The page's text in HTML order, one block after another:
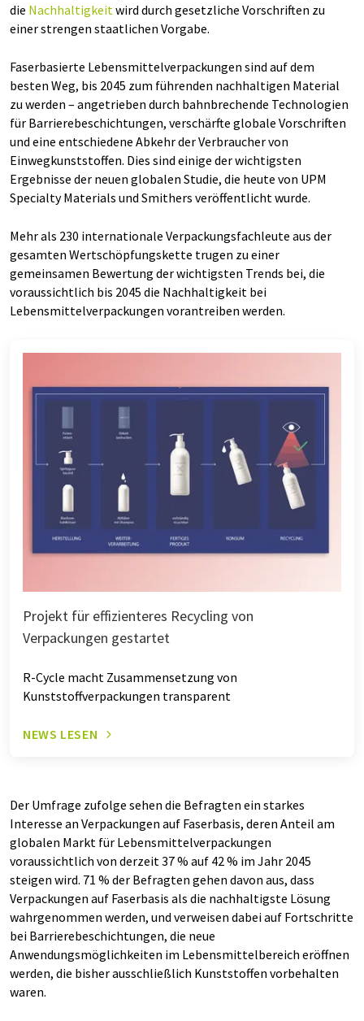
die Nachhaltigkeitwird durch gesetzliche Vorschriften zu
einer strengen staatlichen Vorgabe.
Faserbasierte Lebensmittelverpackungen sind auf dem
besten Weg, bis 2045 zum führenden nachhaltigen Material
zu werden – angetrieben durch bahnbrechende Technologien
für Barrierebeschichtungen, verschärfte globale Vorschriften
und eine entschiedene Abkehr der Verbraucher von
Einwegkunststoffen. Dies sind einige der wichtigsten
Ergebnisse der neuen globalen Studie, die heute von UPM
Specialty Materials und Smithers veröffentlicht wurde.
Mehr als 230 internationale Verpackungsfachleute aus der
gesamten Wertschöpfungskette trugen zu einer
gemeinsamen Bewertung der wichtigsten Trends bei, die
voraussichtlich bis 2045 die Nachhaltigkeit bei
Lebensmittelverpackungen vorantreiben werden.
Projekt für effizienteres Recycling von
Verpackungen gestartet
R-Cycle macht Zusammensetzung von
Kunststoffverpackungen transparent
NEWS LESEN
Der Umfrage zufolge sehen die Befragten ein starkes
Interesse an Verpackungen auf Faserbasis, deren Anteil am
globalen Markt für Lebensmittelverpackungen
voraussichtlich von derzeit 37 % auf 42 % im Jahr 2045
steigen wird. 71 % der Befragten gehen davon aus, dass
Verpackungen auf Faserbasis als die nachhaltigste Lösung
wahrgenommen werden, und verweisen dabei auf Fortschritte
bei Barrierebeschichtungen, die neue
Anwendungsmöglichkeiten im Lebensmittelbereich eröffnen
werden, die bisher ausschließlich Kunststoffen vorbehalten
waren.